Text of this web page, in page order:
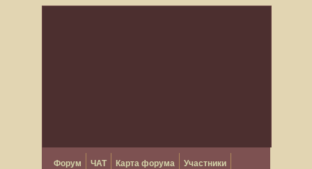
Форум ЧАТ Карта форума Участники